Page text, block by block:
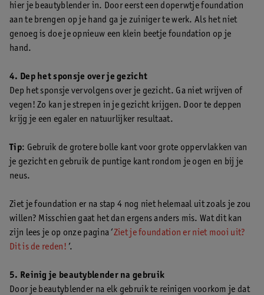
hier je beautyblender in. Door eerst een doperwtje foundation
aan te brengen op je hand ga je zuiniger te werk. Als het niet
genoeg is doe je opnieuw een klein beetje foundation op je
hand.
4. Dep het sponsje over je gezicht
Dep het sponsje vervolgens over je gezicht. Ga niet wrijven of
vegen! Zo kan je strepen in je gezicht krijgen. Door te deppen
krijg je een egaler en natuurlijker resultaat.
Tip: Gebruik de grotere bolle kant voor grote oppervlakken van
je gezicht en gebruik de puntige kant rondom je ogen en bij je
neus.
Ziet je foundation er na stap 4 nog niet helemaal uit zoals je zou
willen? Misschien gaat het dan ergens anders mis. Wat dit kan
zijn lees je op onze pagina ‘Ziet je foundation er niet mooi uit?
Dit is de reden! ’.
5. Reinig je beautyblender na gebruik
Door je beautyblender na elk gebruik te reinigen voorkom je dat